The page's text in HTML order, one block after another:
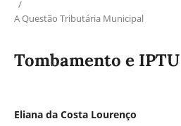
/
A Questão Tributária Municipal
Tombamento e IPTU
Eliana da Costa Lourenço